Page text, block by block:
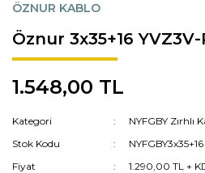
ÖZNUR KABLO
Öznur 3x35+16
1.548,00 TL
Kategori
NYFGBY Zırhlı
Stok Kodu
NYFGBY3x35+16
Fiyat
1.290,00 TL +